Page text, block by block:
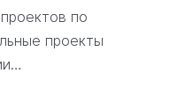
по
проекты